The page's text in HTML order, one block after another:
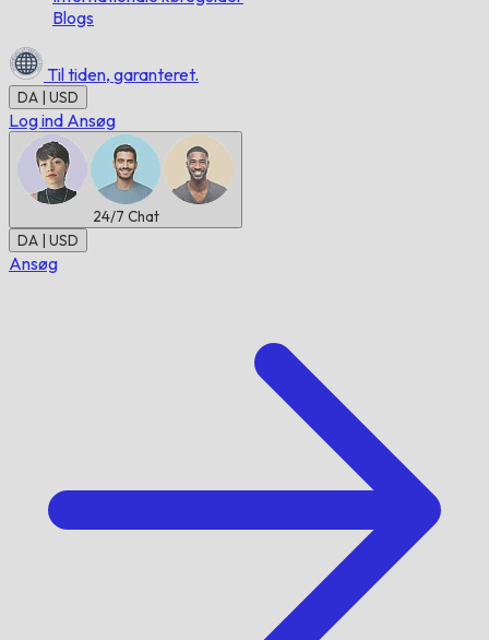
Blogs
Til tiden, garanteret.
DA | USD
Log ind Ansøg
24/7 Chat
DA | USD
Ansøg